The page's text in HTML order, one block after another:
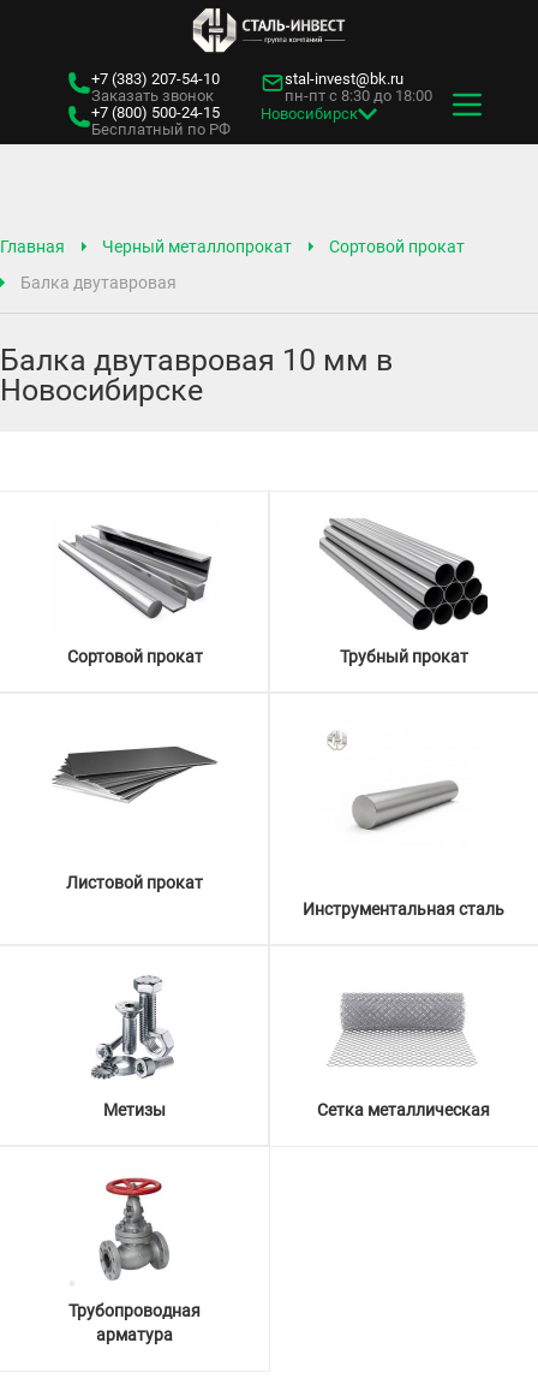
+7 (383) 207-54-10
Заказать звонок
+7 (800) 500-24-15
Бесплатный по РФ
stal-invest@bk.ru
пн-пт с 8:30 до 18:00
Новосибирск
Главная Черный металлопрокат
Сортовой прокат
Балка двутавровая
Балка двутавровая 10 мм в
Новосибирске
Сортовой прокат Трубный прокат
Листовой прокат
Инструментальная сталь
Метизы Сетка металлическая
Трубопроводная
арматура